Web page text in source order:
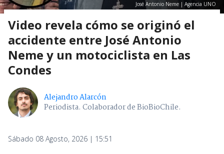
José Antonio Neme | Agencia UNO
Video revela cómo se originó el
accidente entre José Antonio
Neme y un motociclista en Las
Condes
Alejandro Alarcón
Periodista. Colaborador de BioBioChile.
Sábado 08 Agosto, 2026 | 15:51